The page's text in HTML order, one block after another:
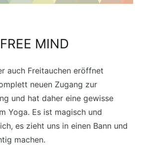
MIND
auch Freitauchen eröffnet
neuen Zugang zur
und hat daher eine gewisse
Yoga. Es ist magisch und
es zieht uns in einen Bann und
machen.